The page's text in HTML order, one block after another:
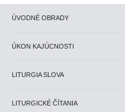
ÚVODNÉ OBRADY
ÚKON KAJÚCNOSTI
LITURGIA SLOVA
LITURGICKÉ ČÍTANIA